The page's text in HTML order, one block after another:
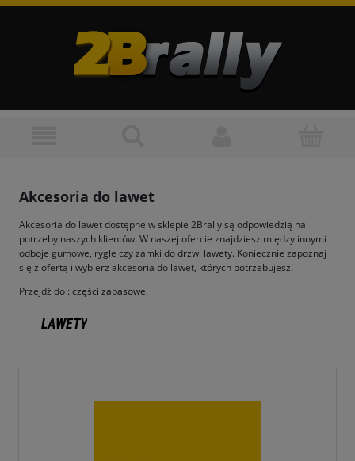
Akcesoria do lawet
Akcesoria do lawet dostępne w sklepie 2Brally są odpowiedzią na
potrzeby naszych klientów. W naszej ofercie znajdziesz między innymi
odboje gumowe, rygle czy zamki do drzwi lawety. Koniecznie zapoznaj
się z ofertą i wybierz akcesoria do lawet, których potrzebujesz!
Przejdź do : części zapasowe.
LAWETY